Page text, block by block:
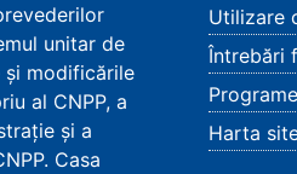
unitar de
și modificările
al CNPP, a
și a
Casa
Utilizare
Întrebări
Harta